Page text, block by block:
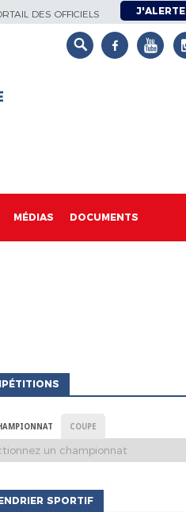
DES OFFICIELS J'ALERTE
MÉDIAS DOCUMENTS
COUPE
SPORTIF